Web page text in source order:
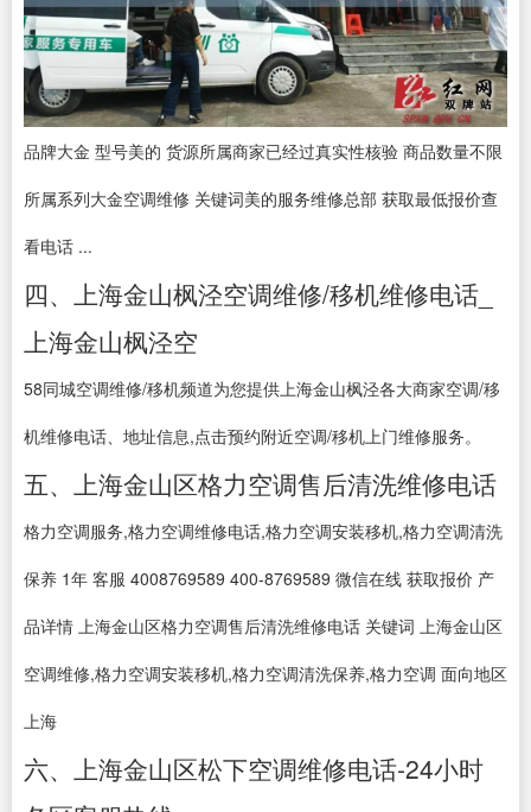
品牌大金 型号美的 货源所属商家已经过真实性核验 商品数量不限
所属系列大金空调维修 关键词美的服务维修总部 获取最低报价查
看电话 ...
四、上海金山枫泾空调维修/移机维修电话_
上海金山枫泾空
58同城空调维修/移机频道为您提供上海金山枫泾各大商家空调/移
机维修电话、地址信息,点击预约附近空调/移机上门维修服务。
五、上海金山区格力空调售后清洗维修电话
格力空调服务,格力空调维修电话,格力空调安装移机,格力空调清洗
保养 1年 客服 4008769589 400-8769589 微信在线 获取报价 产
品详情 上海金山区格力空调售后清洗维修电话 关键词 上海金山区
空调维修,格力空调安装移机,格力空调清洗保养,格力空调 面向地区
上海
六、上海金山区松下空调维修电话-24小时